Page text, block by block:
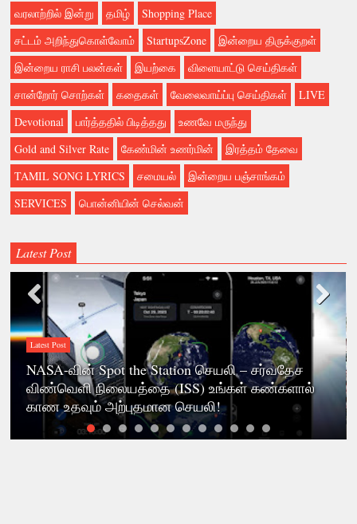
வரலாற்றில் இன்று
தமிழ்
Shopping Place
சட்டம் அறிந்துகொள்வோம்
StartupsZone
இன்றைய திருக்குறள்
இன்றைய ராசி பலன்கள்
இயற்கை
விளையாட்டு செய்திகள்
சான்றோர் சொற்கள்
கதைகள் வேலைவாய்ப்பு செய்திகள்
LIVE
Devotional
பார்த்ததில் பிடித்தது
உணவே மருந்து
Gold and Silver Rate
கேண்மின் உணர்மின்
இரத்தம் தேவை
TAMIL SONG LYRICS
சமையல்
இன்றைய பஞ்சாங்கம்
SERVICES
பொன்னியின் செல்வன்
Latest Post
Latest Post
புதுக்கோட்டையில் இருந்து புறப்படும் தொலைதூர
பேருந்துகளின் நேரம் மற்றும் கட்டண விபரம்